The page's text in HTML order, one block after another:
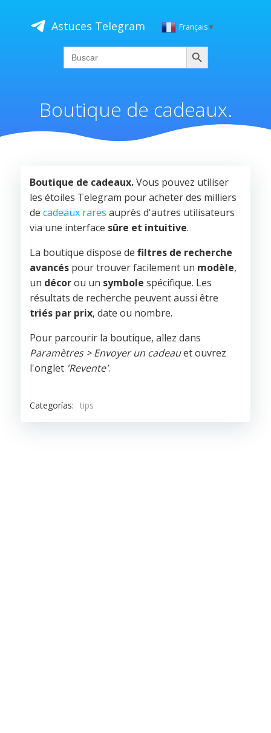
al
contenido
Astuces Telegram Français▼
Search
for:
Buscar
Boutique de cadeaux.
Boutique de cadeaux.Vous pouvez utiliser
les étoiles Telegram pour acheter des milliers
de cadeaux rares auprès d'autres utilisateurs
via une interface sûre et intuitive.
La boutique dispose de filtres de recherche
avancés pour trouver facilement un modèle,
un décorou un symbole spécifique. Les
résultats de recherche peuvent aussi être
triés par prix, date ou nombre.
Pour parcourir la boutique, allez dans
Paramètres > Envoyer un cadeauet ouvrez
l'onglet 'Revente'.
Categorías: tips